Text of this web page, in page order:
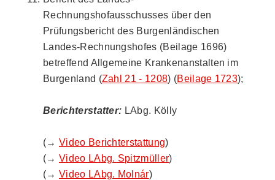
Rechnungshofausschusses über den
Prüfungsbericht des Burgenländischen
Landes-Rechnungshofes (Beilage 1696)
betreffend Allgemeine Krankenanstalten im
Burgenland (Zahl 21 - 1208) (Beilage 1723);
Berichterstatter: LAbg. Kölly
(→ Video Berichterstattung)
(→ Video LAbg. Spitzmüller)
(→ Video LAbg. Molnár)